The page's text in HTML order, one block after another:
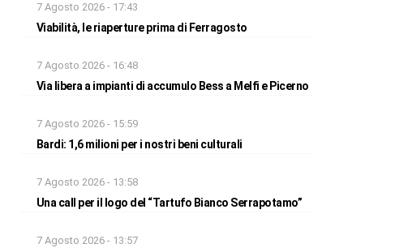
7 Agosto 2026 - 17:43
Viabilità, le riaperture prima di Ferragosto
7 Agosto 2026 - 16:48
Via libera a impianti di accumulo Bess a Melfi e Picerno
7 Agosto 2026 - 15:59
Bardi: 1,6 milioni per i nostri beni culturali
7 Agosto 2026 - 13:58
Una call per il logo del “Tartufo Bianco Serrapotamo”
7 Agosto 2026 - 13:57